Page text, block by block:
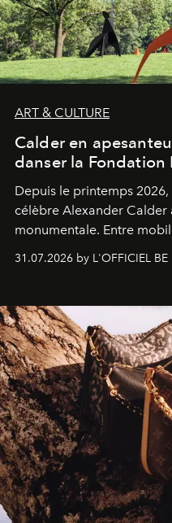
ART & CULTURE
Calder en
danser la Fondation
Depuis le printemps
célèbre Alexander Calder
monumentale. Entre
monumentales et poésie
américain investit les
sculpture.
31.07.2026 by L'OFFICIEL BE